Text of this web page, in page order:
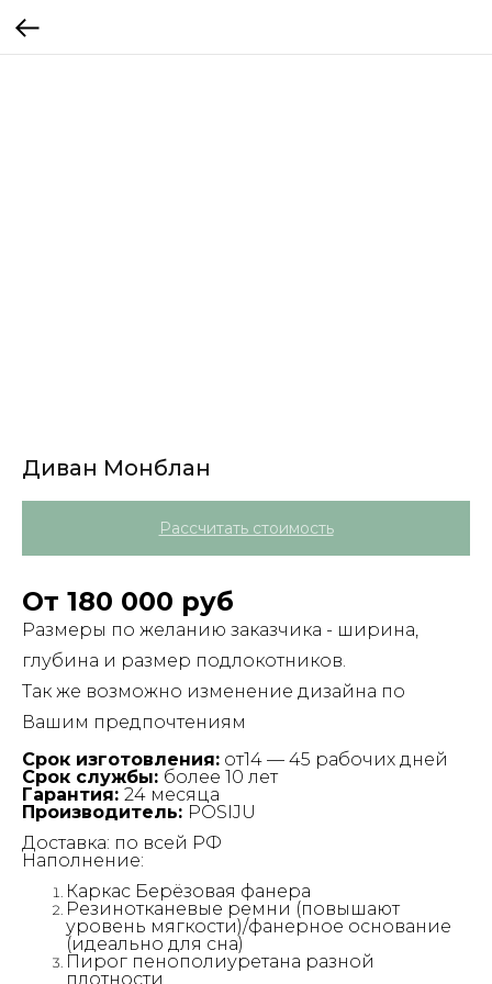
Диван Монблан
Рассчитать стоимость
От 180 000 руб
Размеры по желанию заказчика - ширина,
глубина и размер подлокотников.
Так же возможно изменение дизайна по
Вашим предпочтениям
Срок изготовления: от14 — 45 рабочих дней
Срок службы: более 10 лет
Гарантия: 24 месяца
Производитель: POSIJU
Доставка: по всей РФ
Наполнение:
Каркас Берёзовая фанера
Резинотканевые ремни (повышают
уровень мягкости)/фанерное основание
(идеально для сна)
Пирог пенополиуретана разной
плотности